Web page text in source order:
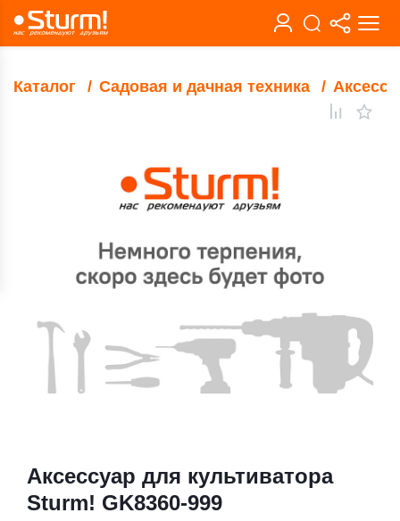
Каталог Садовая и дачная техника
Аксессуар для культиватора
Sturm! GK8360-999